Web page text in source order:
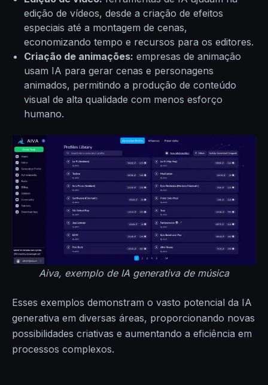
edição de vídeos, desde a criação de efeitos
especiais até a montagem de cenas,
economizando tempo e recursos para os editores.
Criação de animações: empresas de animação
usam IA para gerar cenas e personagens
animados, permitindo a produção de conteúdo
visual de alta qualidade com menos esforço
humano.
Aiva, exemplo de IA generativa de música
Esses exemplos demonstram o vasto potencial da IA
generativa em diversas áreas, proporcionando novas
possibilidades criativas e aumentando a eficiência em
processos complexos.